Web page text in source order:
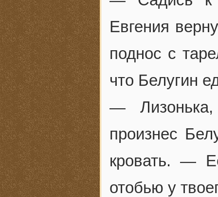
Евгения
поднос с
что Белугин
—
произнес
кровать. —
отобью у